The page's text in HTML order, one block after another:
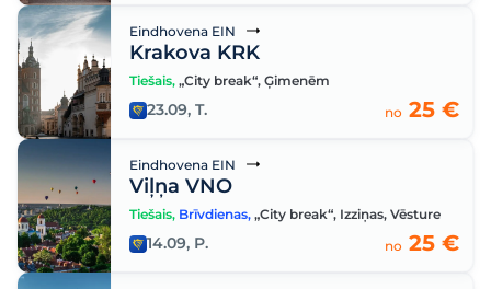
Eindhovena EIN
Krakova KRK
Tiešais, „City break“, Ģimenēm
23.09, T. no 25 €
Eindhovena EIN
Viļņa VNO
Tiešais, Brīvdienas, „City break“, Izziņas, Vēsture
14.09, P. no 25 €